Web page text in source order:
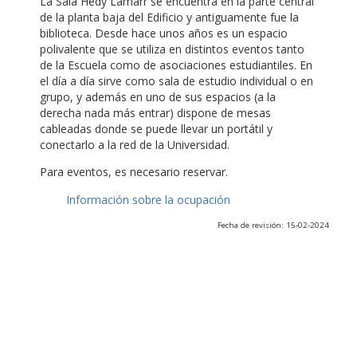
de la planta baja del Edificio y antiguamente fue la
biblioteca. Desde hace unos años es un espacio
polivalente que se utiliza en distintos eventos tanto
de la Escuela como de asociaciones estudiantiles. En
el día a día sirve como sala de estudio individual o en
grupo, y además en uno de sus espacios (a la
derecha nada más entrar) dispone de mesas
cableadas donde se puede llevar un portátil y
conectarlo a la red de la Universidad.
Para eventos, es necesario reservar.
Información sobre la ocupación
Fecha de revisión: 15-02-2024